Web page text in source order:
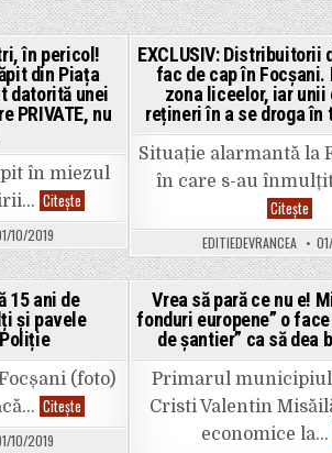
în pericol!
din Piața
datorită unei
PRIVATE, nu
în miezul
CiteșteEXCLUSIV:
Copiii
noștri,
pericol!
Agresorul
minorului
răpit
din
Piața
a
fost
recunoscut
datorită
unei
camere
10/2019
Posted
in
EXCLUSIV: Distribuitorii
fac de cap în Focșani.
zona liceelor, iar unii
rețineri în a se droga
Situație alarmantă la
în care s-au
Citește
de
își
fac
de
cap
în
prin
iar
elevi
EDITIEDEVRANCEA
15 ani de
și pavele
(foto)
CiteșteStrada
Gloriei,
după
10/2019
Posted
in
Vrea să pară ce nu e!
fonduri europene” o
de șantier” ca să dea
Primarul
Cristi Valentin
economice la…